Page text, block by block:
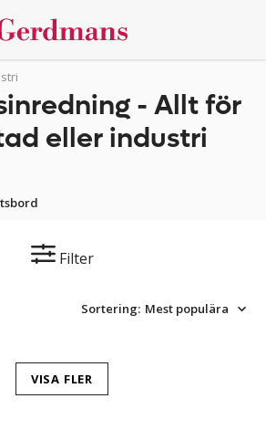
- Allt för
eller industri
Filter
Sortering: Mest populära
VISA FLER